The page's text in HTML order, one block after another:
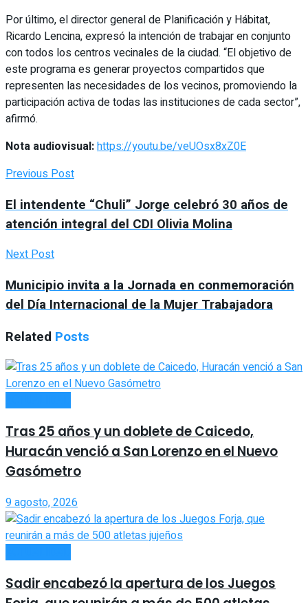
Por último, el director general de Planificación y Hábitat,
Ricardo Lencina, expresó la intención de trabajar en conjunto
con todos los centros vecinales de la ciudad. “El objetivo de
este programa es generar proyectos compartidos que
representen las necesidades de los vecinos, promoviendo la
participación activa de todas las instituciones de cada sector”,
afirmó.
Nota audiovisual:https://youtu.be/veUOsx8xZ0E
Previous Post
El intendente “Chuli” Jorge celebró 30 años de
atención integral del CDI Olivia Molina
Next Post
Municipio invita a la Jornada en conmemoración
del Día Internacional de la Mujer Trabajadora
Related Posts
Tras 25 años y un doblete de Caicedo,
Huracán venció a San Lorenzo en el Nuevo
Gasómetro
9 agosto, 2026
Sadir encabezó la apertura de los Juegos